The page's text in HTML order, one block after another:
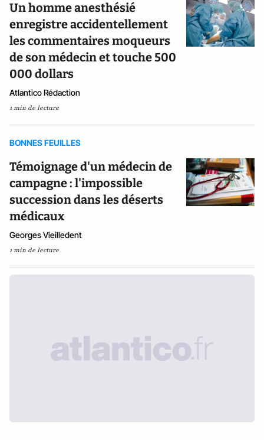
Un homme anesthésié
enregistre accidentellement
les commentaires moqueurs
de son médecin et touche 500
000 dollars
Atlantico Rédaction
1 min de lecture
BONNES FEUILLES
Témoignage d'un médecin de
campagne : l'impossible
succession dans les déserts
médicaux
Georges Vieilledent
1 min de lecture